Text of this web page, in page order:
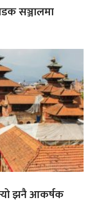
सञ्जालमा
झनै आकर्षक